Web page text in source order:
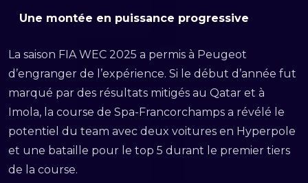
Une montée en puissance progressive
La saison FIA WEC 2025 a permis à Peugeot
d’engranger de l’expérience. Si le début d’année fut
marqué par des résultats mitigés au Qatar et à
Imola, la course de Spa-Francorchamps a révélé le
potentiel du team avec deux voitures en Hyperpole
et une bataille pour le top 5 durant le premier tiers
de la course.